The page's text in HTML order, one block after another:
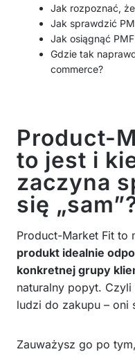
Jak rozpoznać,
Jak sprawdzić
Jak osiągnąć
Gdzie tak
commerce?
Product-
to jest i
zaczyna
się
Product-Market Fit to
produkt idealnie
konkretnej grupy
naturalny popyt. Czyli
ludzi do zakupu – oni
Zauważysz go po